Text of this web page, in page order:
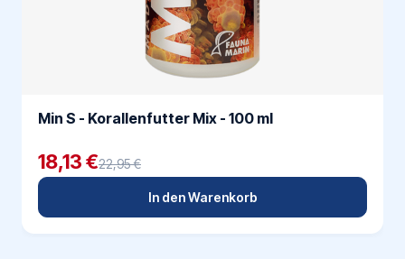
Min S - Korallenfutter Mix - 100 ml
18,13 €22,95 €
In den Warenkorb